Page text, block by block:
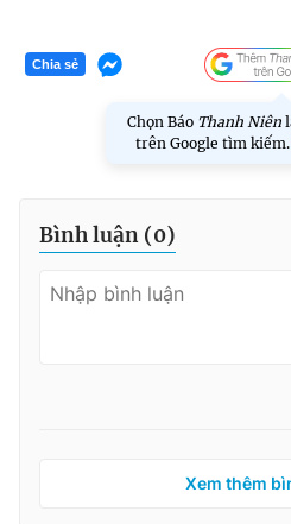
Chia sẻ
Chọn Báo Thanh Niên
trên Google tìm kiếm.
Bình luận (0)
Xem thêm